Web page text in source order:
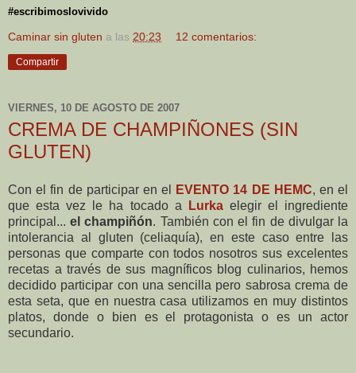
#escribimoslovivido
Caminar sin gluten a las 20:23 12 comentarios:
Compartir
VIERNES, 10 DE AGOSTO DE 2007
CREMA DE CHAMPIÑONES (SIN
GLUTEN)
Con el fin de participar en el EVENTO 14 DE HEMC, en el
que esta vez le ha tocado a
Lurkaelegir el ingrediente
principal...el champiñón. También con el fin de divulgar la
intolerancia al gluten (celiaquía), en este caso entre las
personas que comparte con todos nosotros sus excelentes
recetas a través de sus magníficos blog culinarios, hemos
decidido participar con una sencilla pero sabrosa crema de
esta seta, que en nuestra casa utilizamos en muy distintos
platos, donde o bien es el protagonista o es un actor
secundario.